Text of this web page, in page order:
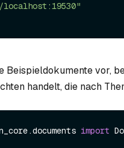
Beispieldokumente vor,
handelt, die nach
import